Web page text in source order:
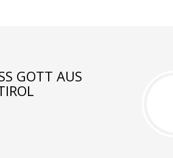
GOTT AUS S